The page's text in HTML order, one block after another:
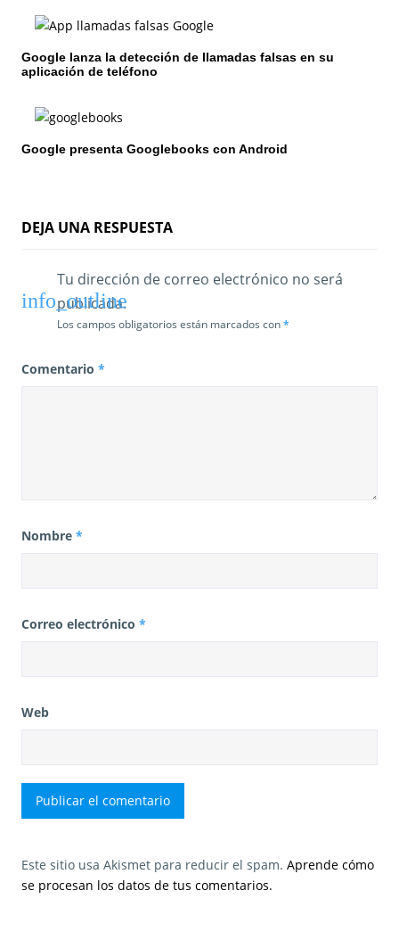
e
e
n
r
d
Google lanza la detección de llamadas falsas en su
aplicación de teléfono
Google presenta Googlebooks con Android
DEJA UNA RESPUESTA
Tu dirección de correo electrónico no será
publicada.
Los campos obligatorios están marcados con*
Comentario *
Nombre *
Correo electrónico *
Web
Este sitio usa Akismet para reducir el spam. Aprende cómo
se procesan los datos de tus comentarios.